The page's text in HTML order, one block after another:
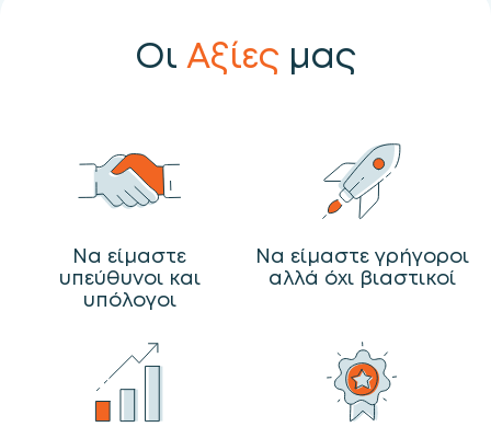
Οι Αξίες μας
Να είμαστε
υπεύθυνοι και
υπόλογοι
Να είμαστε γρήγοροι
αλλά όχι βιαστικοί